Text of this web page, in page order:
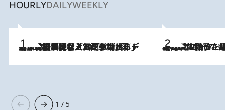
HOURLYDAILYWEEKLY
2026.8.5
【なぜ吉沢亮は「気配を消せる」のか？】興行収入208億の『国宝』を経て挑むミュージカル『ディア・エヴァン・ハンセン』。トップ俳優が舞台上でさらけ出した“孤独”とは 2026.8.5
【阿川佐和子さんの年とる力】なぜ70代で始めた趣味は“こんなに楽しい”のか？ ピアノ、俳句…スランプに陥っても続けられる“ある秘訣”とは
1 / 5